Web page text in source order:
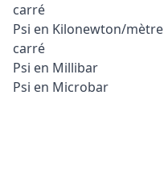
carré
Psi en Kilonewton/mètre
carré
Psi en Millibar
Psi en Microbar